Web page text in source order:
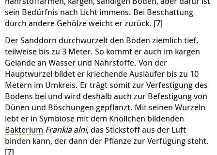
sein Bedürfnis nach Licht immens. Bei Beschattung
durch andere Gehölze weicht er zurück. [7]
Der Sanddorn durchwurzelt den Boden ziemlich tief,
teilweise bis zu 3 Meter. So kommt er auch im kargen
Gelände an Wasser und Nährstoffe. Von der
Hauptwurzel bildet er kriechende Ausläufer bis zu 10
Metern im Umkreis. Er trägt somit zur Verfestigung des
Bodens bei und wird deshalb auch zur Befestigung von
Dünen und Böschungen gepflanzt. Mit seinen Wurzeln
lebt er in Symbiose mit dem Knöllchen bildenden
Bakterium Frankia alni, das Stickstoff aus der Luft
binden kann, der dann der Pflanze zur Verfügung steht.
[7]